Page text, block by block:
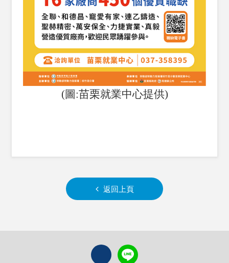
(圖:苗栗就業中心提供)
返回上頁